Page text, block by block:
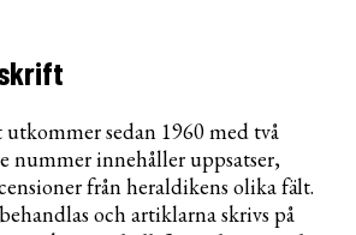
sedan 1960 med två
nummer innehåller uppsatser,
från heraldikens olika fält.
och artiklarna skrivs på